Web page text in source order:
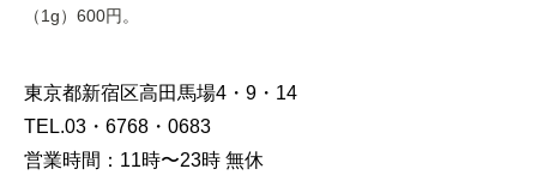
（1g）600円。
東京都新宿区高田馬場4・9・14
TEL.03・6768・0683
営業時間：11時〜23時 無休